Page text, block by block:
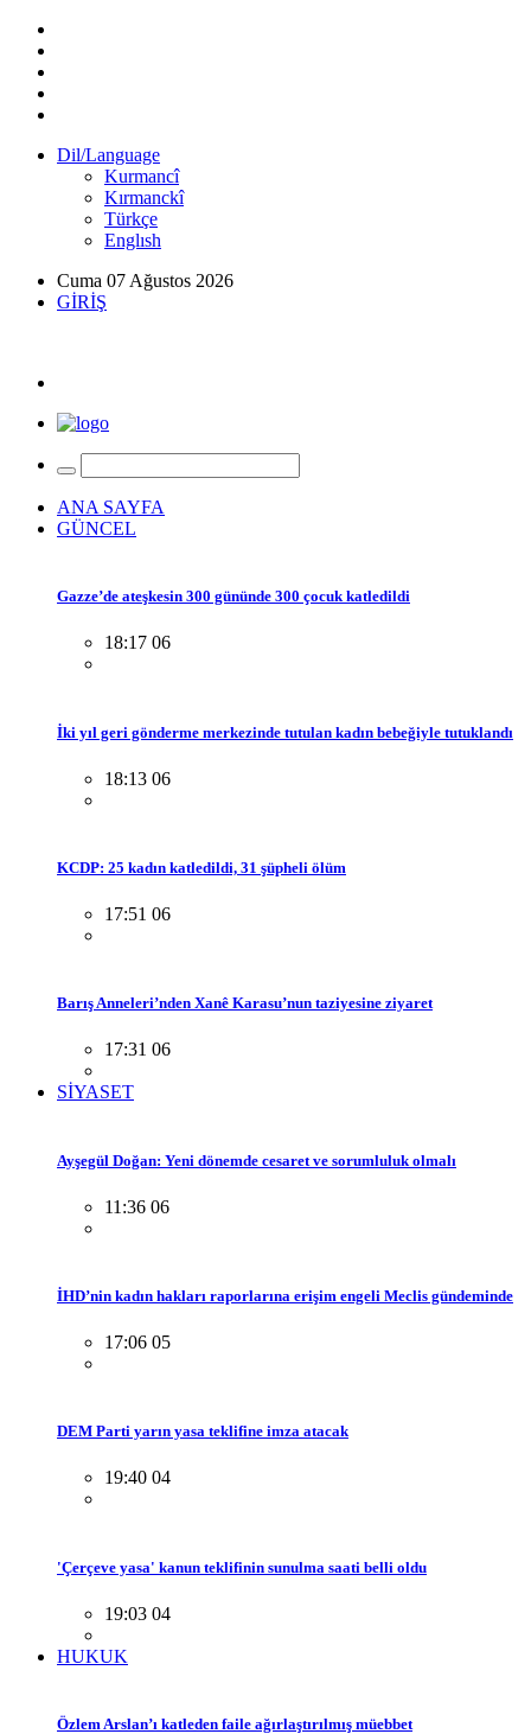
Dil/Language
Kurmancî
Kırmanckî
Türkçe
Englısh
Cuma 07 Ağustos 2026
GİRİŞ
ANA SAYFA
GÜNCEL
Gazze’de ateşkesin 300 gününde 300 çocuk katledildi
18:17 06
İki yıl geri gönderme merkezinde tutulan kadın bebeğiyle tutuklandı
18:13 06
KCDP: 25 kadın katledildi, 31 şüpheli ölüm
17:51 06
Barış Anneleri’nden Xanê Karasu’nun taziyesine ziyaret
17:31 06
SİYASET
Ayşegül Doğan: Yeni dönemde cesaret ve sorumluluk olmalı
11:36 06
İHD’nin kadın hakları raporlarına erişim engeli Meclis gündeminde
17:06 05
DEM Parti yarın yasa teklifine imza atacak
19:40 04
'Çerçeve yasa' kanun teklifinin sunulma saati belli oldu
19:03 04
HUKUK
Özlem Arslan’ı katleden faile ağırlaştırılmış müebbet